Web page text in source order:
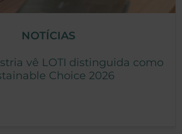
NOTÍCIAS
vê LOTI distinguida como
Choice 2026